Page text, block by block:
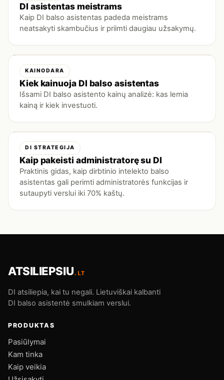
DI asistentas meistrams
Kaip DI balso asistentas padeda meistrams
neatsakyti skambučius ir priimti daugiau užsakymų.
KAINODARA
Kiek kainuoja DI balso asistentas
Išsami DI balso asistento kainų analizė: kas lemia
kainą ir kiek investuoti.
DI STRATEGIJA
Kaip pakeisti administratorę su DI
Praktinis gidas, kaip dirbtinio intelekto balso
asistentas gali perimti administratorės funkcijas ir
sutaupyti verslui iki 70% kaštų.
ATSILIEPSIU.LT
DI atsiliepia, kai tu negali. Lietuviškai kalbanti
DI balso asistentė smulkiam verslui.
PRODUKTAS
Pasiūlymai
Kam tinka
Kaip veikia